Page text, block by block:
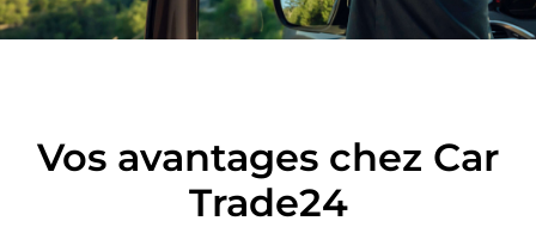
Vos avantages chez Car
Trade24